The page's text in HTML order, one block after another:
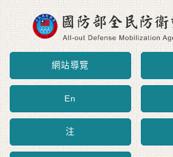
跳到主要內容區塊
網站導覽
En
注